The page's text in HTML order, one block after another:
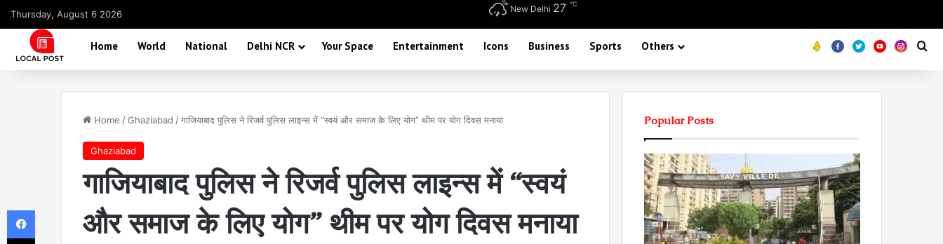
Thursday, August 6 2026 New Delhi 27 ℃
Home World National Delhi NCR Your Space Entertainment Icons Business Sports Others Koo FB TwitterYoutube
Home /Ghaziabad /गाजियाबाद पुलिस ने रिजर्व पुलिस लाइन्स में “स्वयं और समाज के लिए योग” थीम पर योग दिवस मनाया
Ghaziabad
गाजियाबाद पुलिस ने रिजर्व पुलिस लाइन्स में “स्वयं
और समाज के लिए योग” थीम पर योग दिवस मनाया
Popular Posts
Facebook
X